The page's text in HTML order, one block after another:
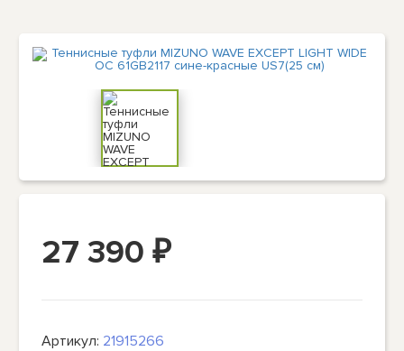
27 390₽
Артикул: 21915266